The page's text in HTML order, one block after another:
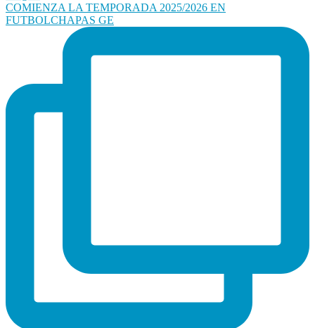
COMIENZA LA TEMPORADA 2025/2026 EN
FUTBOLCHAPAS GE